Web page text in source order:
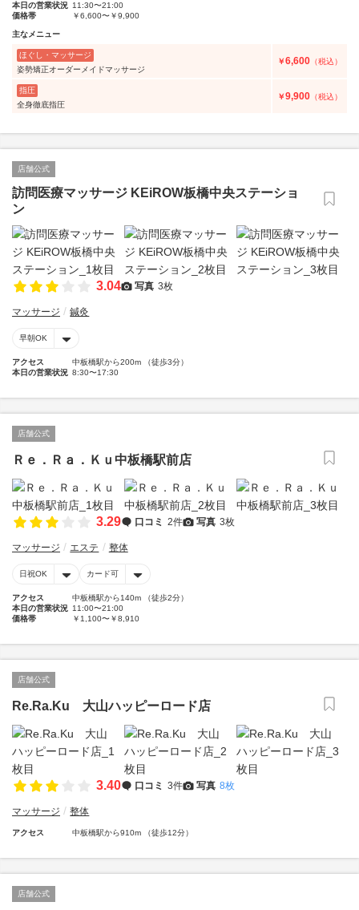
本日の営業状況 11:30〜21:00
価格帯
￥6,600〜￥9,900
主なメニュー
ほぐし・マッサージ
姿勢矯正オーダーメイドマッサージ
￥6,600 （税込）
指圧
全身徹底指圧
￥9,900 （税込）
店舗公式
訪問医療マッサージ KEiROW板橋中央ステーショ
ン
3.04 写真 3枚
マッサージ 鍼灸
早朝OK
アクセス
中板橋駅から200m （徒歩3分）
本日の営業状況 8:30〜17:30
店舗公式
Ｒｅ．Ｒａ．Ｋｕ中板橋駅前店
3.29 口コミ 2件 写真 3枚
マッサージ エステ 整体
日祝OK カード可
アクセス
中板橋駅から140m （徒歩2分）
本日の営業状況 11:00〜21:00
価格帯
￥1,100〜￥8,910
店舗公式
Re.Ra.Ku 大山ハッピーロード店
3.40 口コミ 3件 写真 8枚
マッサージ 整体
アクセス 中板橋駅から910m （徒歩12分）
店舗公式